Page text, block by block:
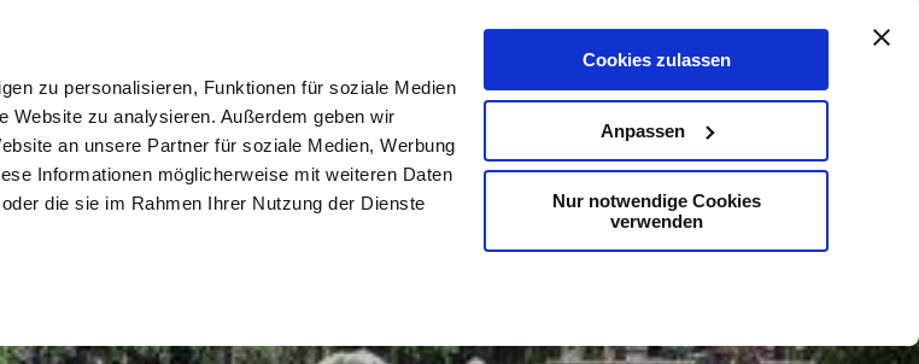
zu personalisieren, Funktionen für soziale Medien
Website zu analysieren. Außerdem geben wir
an unsere Partner für soziale Medien, Werbung
Informationen möglicherweise mit weiteren Daten
die sie im Rahmen Ihrer Nutzung der Dienste
Cookies zulassen
Anpassen
Nur notwendige Cookies
verwenden
Kontakt Suche De En